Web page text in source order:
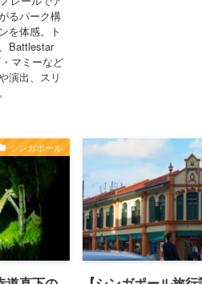
るパーク構
を体感。ト
Battlestar
マミーなど
演出、スリ
シンガポール